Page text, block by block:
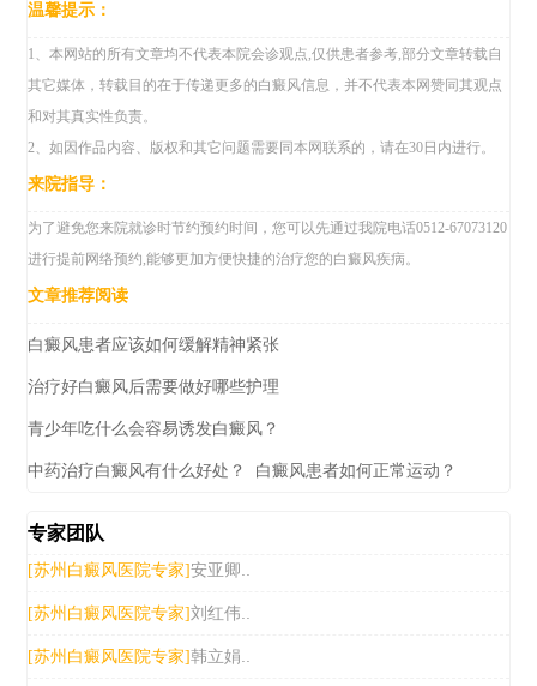
温馨提示：
1、本网站的所有文章均不代表本院会诊观点,仅供患者参考,部分文章转载自
其它媒体，转载目的在于传递更多的白癜风信息，并不代表本网赞同其观点
和对其真实性负责。
2、如因作品内容、版权和其它问题需要同本网联系的，请在30日内进行。
来院指导：
为了避免您来院就诊时节约预约时间，您可以先通过我院电话0512-67073120
进行提前网络预约,能够更加方便快捷的治疗您的白癜风疾病。
文章推荐阅读
白癜风患者应该如何缓解精神紧张
治疗好白癜风后需要做好哪些护理
青少年吃什么会容易诱发白癜风？
中药治疗白癜风有什么好处？ 白癜风患者如何正常运动？
专家团队
[苏州白癜风医院专家]安亚卿..
[苏州白癜风医院专家]刘红伟..
[苏州白癜风医院专家]韩立娟..